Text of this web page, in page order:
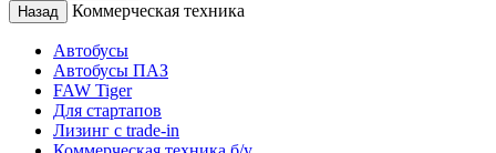
Назад
Коммерческая техника
Автобусы
Автобусы ПАЗ
FAW Tiger
Для стартапов
Лизинг с trade-in